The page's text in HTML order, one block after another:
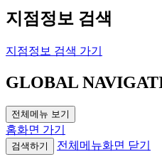
지점정보 검색
지점정보 검색 가기
GLOBAL
전체메뉴 보기
홈화면 가기
검색하기 전체메뉴화면 닫기